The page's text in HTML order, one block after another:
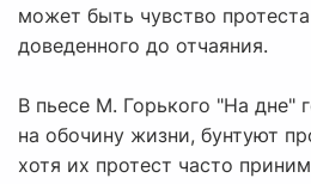
может быть чувство
доведенного до отчаяния.
В пьесе М. Горького "На дне"
на обочину жизни, бунтуют
хотя их протест часто